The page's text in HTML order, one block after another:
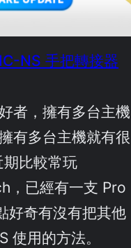
NS 手把轉接器
者，擁有多台主機
有多台主機就有很
比較常玩
，已經有一支 Pro
好奇有沒有把其他
使用的方法。